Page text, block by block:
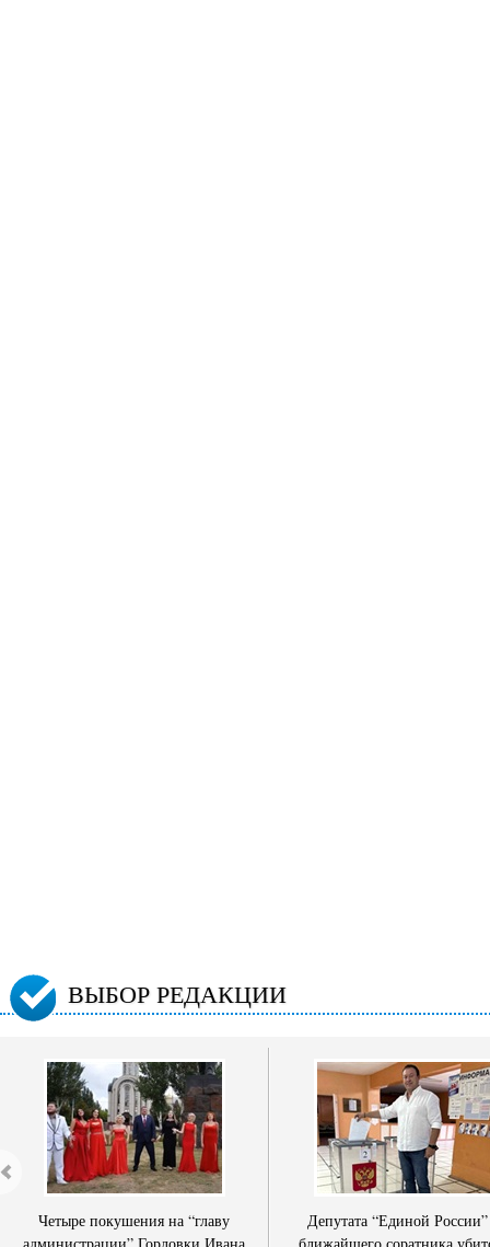
ВЫБОР РЕДАКЦИИ
Четыре покушения на “главу
Депутата “Единой